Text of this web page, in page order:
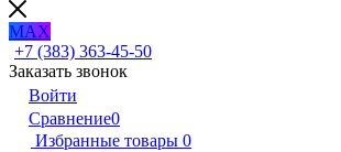
MAX
+7 (383) 363-45-50
Заказать звонок
Войти
Сравнение0
Избранные товары 0